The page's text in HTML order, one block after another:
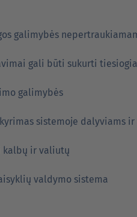
galimybės
gali būti sukurti
galimybės
sistemoje dalyviams
kalbų ir valiutų
valdymo sistema